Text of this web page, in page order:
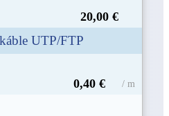
20,00 €
UTP/FTP
0,40 € / m